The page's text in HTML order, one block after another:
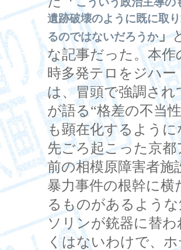
遺跡破壊のように既に取
るのではないだろうか」
な記事だった。本
時多発テロをジハ
は、冒頭で強調さ
が語る“格差の不当
も顕在化するよう
先ごろ起こった京
前の相模原障害者施
暴力事件の根幹に
るものがあるよう
ソリンが銃器に替
くはないわけで、